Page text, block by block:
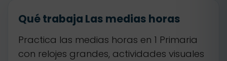
Qué trabaja Las medias horas
Practica las medias horas en 1 Primaria
con relojes grandes, actividades visuales